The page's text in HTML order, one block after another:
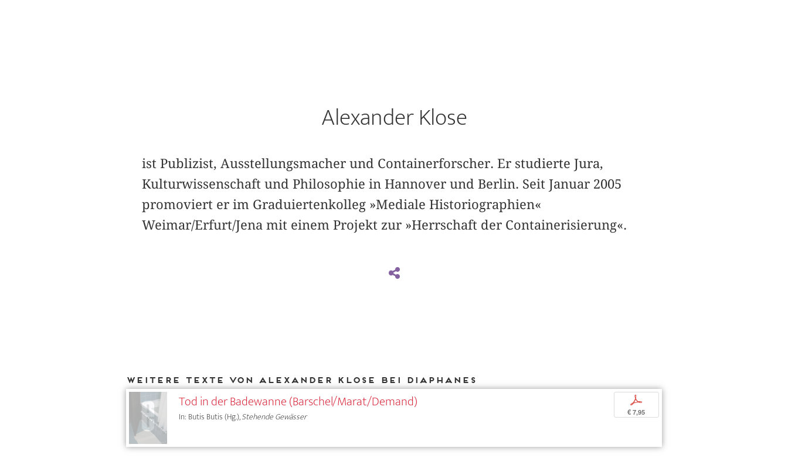
Alexander Klose
ist Publizist, Ausstellungsmacher und Containerforscher. Er studierte Jura,
Kulturwissenschaft und Philosophie in Hannover und Berlin. Seit Januar 2005
promoviert er im Graduiertenkolleg »Mediale Historiographien«
Weimar/Erfurt/Jena mit einem Projekt zur »Herrschaft der Containerisierung«.
Weitere Texte von Alexander Klose bei DIAPHANES
Tod in der Badewanne (Barschel/Marat/Demand)
In: Butis Butis (Hg.),Stehende Gewässer
p
€ 7,95